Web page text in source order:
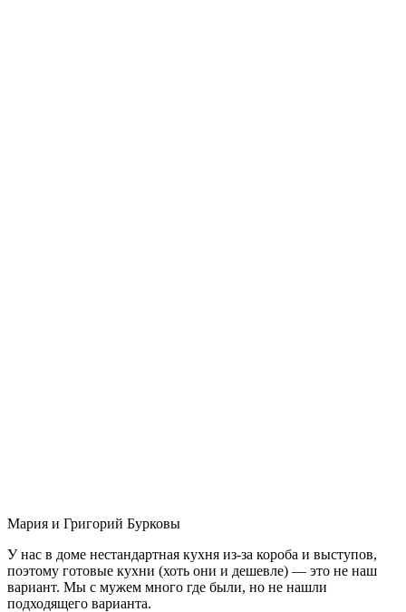
Мария и Григорий Бурковы
У нас в доме нестандартная кухня из-за короба и выступов,
поэтому готовые кухни (хоть они и дешевле) — это не наш
вариант. Мы с мужем много где были, но не нашли
подходящего варианта.